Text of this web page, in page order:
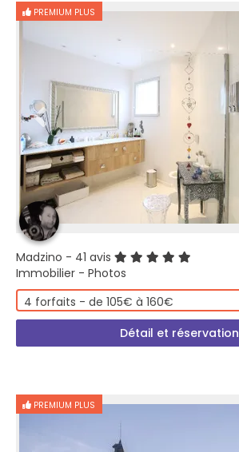
PREMIUM PLUS
Madzino - 41 avis
Immobilier - Photos
4 forfaits - de 105€ à 160€
Détail et réservation
PREMIUM PLUS